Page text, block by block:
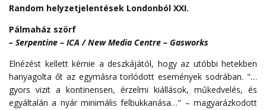
Random helyzetjelentések Londonból XXI.
Pálmaház szörf
– Serpentine – ICA / New Media Centre – Gasworks
Elnézést kellett kérnie a deszkájától, hogy az utóbbi hetekben
hanyagolta őt az egymásra torlódott események sodrában. "…
gyors vizit a kontinensen, érzelmi kiállások, műkedvelés, és
egyáltalán a nyár minimális felbukkanása…" – magyarázkodott